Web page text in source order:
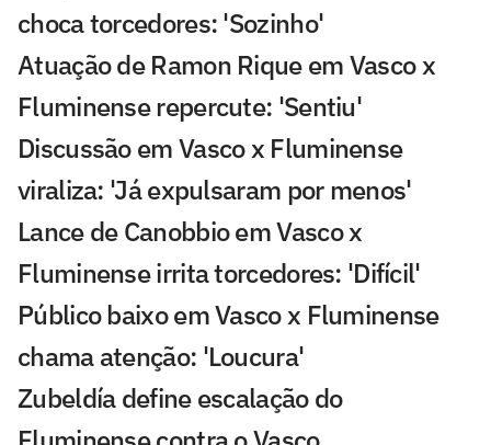
choca torcedores: 'Sozinho'
Atuação de Ramon Rique em Vasco x
Fluminense repercute: 'Sentiu'
Discussão em Vasco x Fluminense
viraliza: 'Já expulsaram por menos'
Lance de Canobbio em Vasco x
Fluminense irrita torcedores: 'Difícil'
Público baixo em Vasco x Fluminense
chama atenção: 'Loucura'
Zubeldía define escalação do